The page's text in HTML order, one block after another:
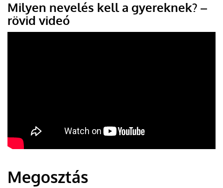
Milyen nevelés kell a gyereknek? –
rövid videó
Megosztás